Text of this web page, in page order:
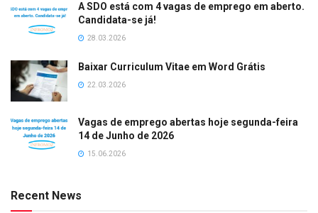
A SDO está com 4 vagas de emprego em aberto.
Candidata-se já!
28.03.2026
Baixar Curriculum Vitae em Word Grátis
22.03.2026
Vagas de emprego abertas hoje segunda-feira
14 de Junho de 2026
15.06.2026
Recent News